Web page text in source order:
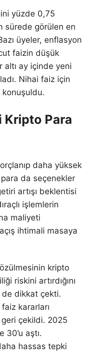
yüzde 0,75
sürede görülen en
üyeler, enflasyon
faizin düşük
altı ay içinde yeni
Nihai faiz için
konuşuldu.
Kripto Para
daha yüksek
da seçenekler
artışı beklentisi
işlemlerin
maliyeti
ihtimali masaya
kripto
riskini artırdığını
dikkat çekti.
kararları
geri çekildi. 2025
30’u aştı.
hassas tepki